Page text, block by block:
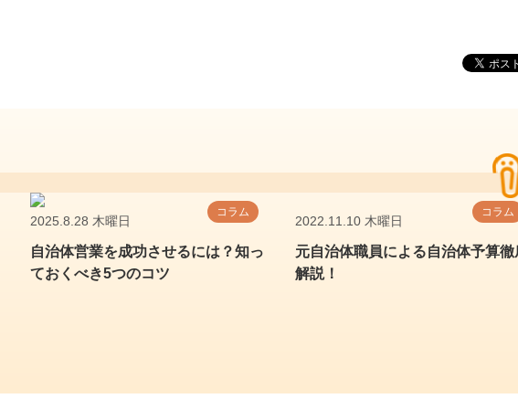
コラム
2025.8.28 木曜日
自治体営業を成功させるには？知っ
ておくべき5つのコツ
コラム
2022.11.10 木曜日
元自治体職員による自治体予算徹
解説！